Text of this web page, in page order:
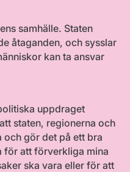
samhälle. Staten
åtaganden, och sysslar
kan ta ansvar
uppdraget
staten, regionerna och
och gör det på ett bra
för att förverkliga mina
ska vara eller för att